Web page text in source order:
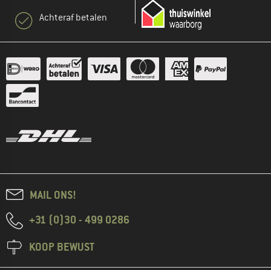
Achteraf betalen
MAIL ONS!
+31 (0)30 - 499 0286
KOOP BEWUST